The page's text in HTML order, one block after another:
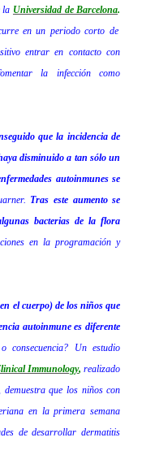
la Universidad de Barcelona.
en un periodo corto de
entrar en contacto con
la infección como
que la incidencia de
disminuido a tan sólo un
autoinmunes se
Tras este aumento se
bacterias de la flora
en la programación y
el cuerpo) de los niños que
autoinmune es diferente
consecuencia? Un estudio
Immunology, realizado
demuestra que los niños con
en la primera semana
de desarrollar dermatitis